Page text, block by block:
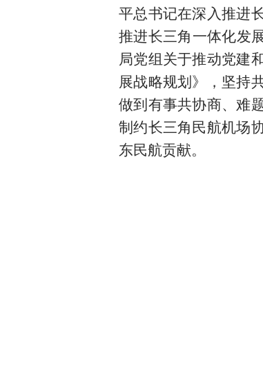
平总书记在深入推进
推进长三角一体化发
局党组关于推动党建
展战略规划》，坚持
做到有事共协商、难
制约长三角民航机场
东民航贡献。